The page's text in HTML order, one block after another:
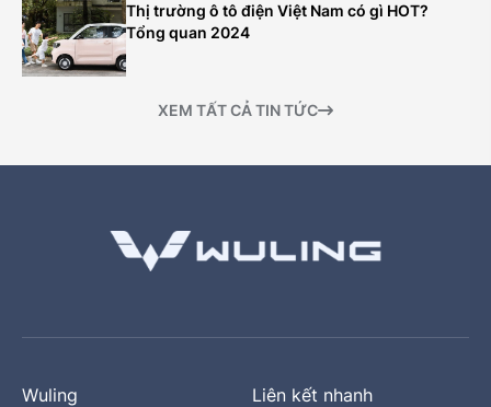
Thị trường ô tô điện Việt Nam có gì HOT?
Tổng quan 2024
XEM TẤT CẢ TIN TỨC
Wuling Liên kết nhanh